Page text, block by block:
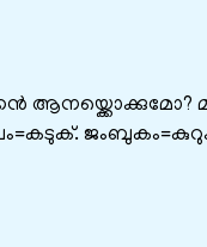
ആനയ്ക്കൊക്കുമോ?